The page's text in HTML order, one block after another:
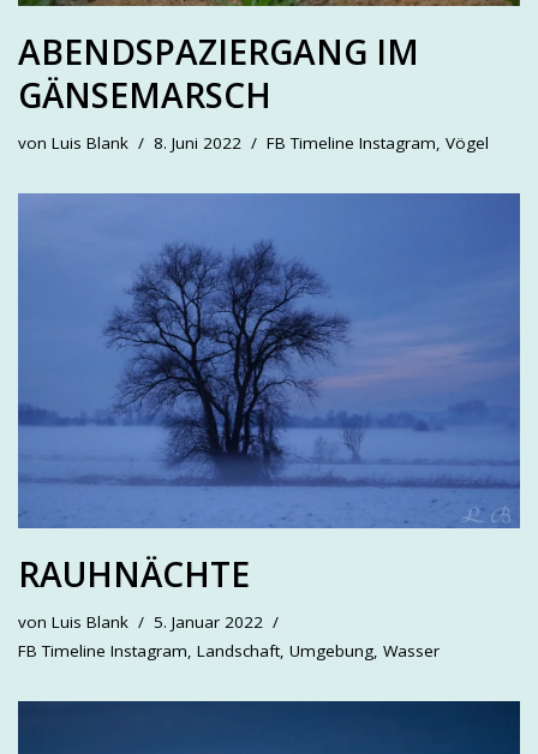
ABENDSPAZIERGANG IM
GÄNSEMARSCH
von Luis Blank 8. Juni 2022 FB Timeline Instagram, Vögel
RAUHNÄCHTE
von Luis Blank
5. Januar 2022
FB Timeline Instagram, Landschaft, Umgebung, Wasser